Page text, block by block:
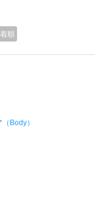
順
Body）